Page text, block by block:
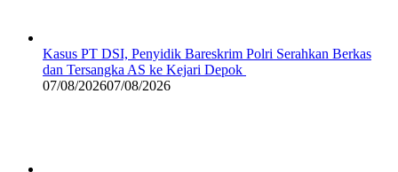
Kasus PT DSI, Penyidik Bareskrim Polri Serahkan Berkas
dan Tersangka AS ke Kejari Depok
07/08/202607/08/2026